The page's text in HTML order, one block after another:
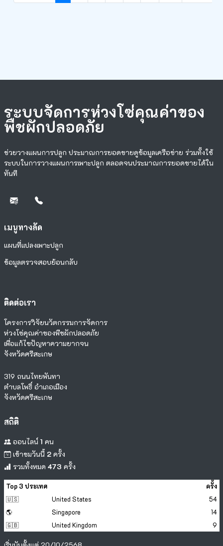
ระบบจัดการห่วงโซ่คุณค่าของ
พืชผักปลอดภัย
ช่วยวางแผนการปลูก ประมาณการยอดขายดูข้อมูลเครือข่าย ร่วมทั้งใช้
ระบบในการวางแผนการเพาะปลูก ตลอดจนประมาณการยอดขายได้ใน
ทันที
เมนูทางลัด
แผนที่แปลงเพาะปลูก
ข้อมูลตรวจสอบย้อนกลับ
ติดต่อเรา
โครงการวิจัยนวัตกรรมการจัดการ
ห่วงโซ่คุณค่าของพืชผักปลอดภัย
เพื่อแก้ไขปัญหาความยากจน
จังหวัดศรีสะเกษ
319 ถนนไทยพันทา
ตำบลโพธิ์ อำเภอเมือง
จังหวัดศรีสะเกษ
สถิติ
ออนไลน์ 1 คน
เข้าชมวันนี้ 2ครั้ง
รวมทั้งหมด 473 ครั้ง
Top 3 ประเทศ
ครั้ง
🇺🇸
United States
54
🌎
Singapore
14
🇬🇧
United Kingdom 9